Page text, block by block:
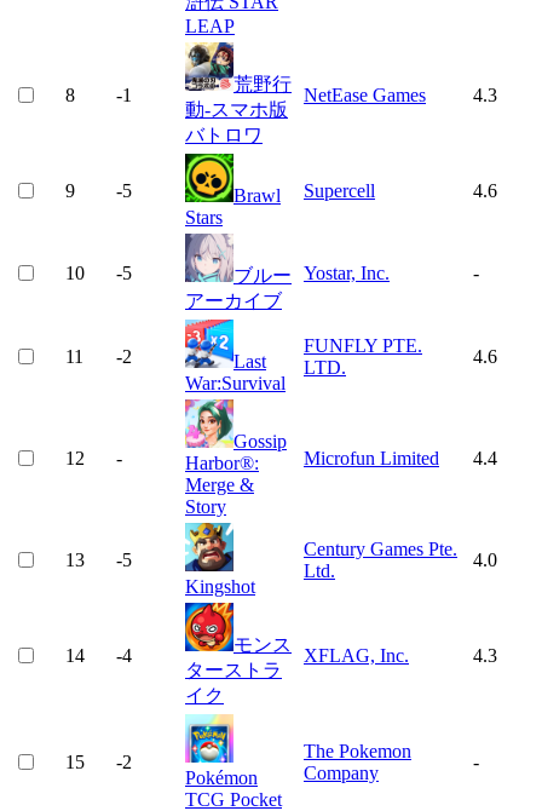
LEAP
8 -1
荒野行
動-スマホ版
バトロワ
NetEase Games 4.3
9 -5
Brawl
Stars
Supercell 4.6
10 -5
ブルー
アーカイブ
Yostar, Inc. -
11 -2
Last
War:Survival
FUNFLY PTE.
LTD.
4.6
12 -
Gossip
Harbor®:
Merge &
Story
Microfun Limited 4.4
13
-5
Kingshot
Century Games Pte.
Ltd.
4.0
14 -4
モンス
ターストラ
イク
XFLAG, Inc. 4.3
15 -2
Pokémon
TCG Pocket
The Pokemon
Company
-